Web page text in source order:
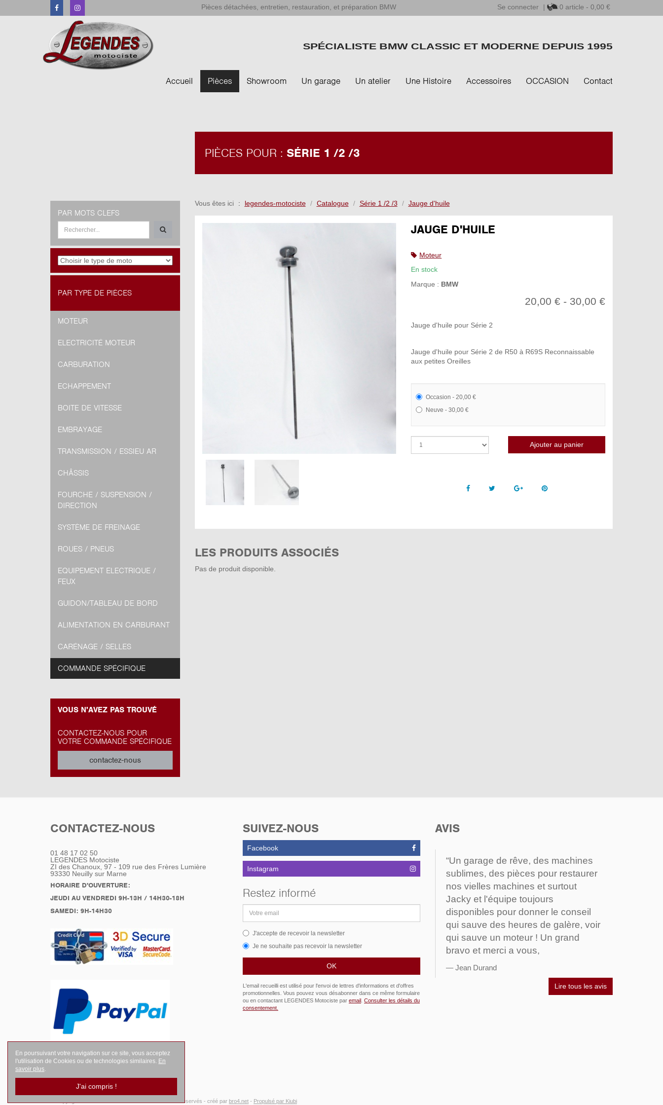
FacebookInstagram Pièces détachées, entretien, restauration, et préparation BMW Se connecter | 0 article - 0,00 €
SPÉCIALISTE BMW CLASSIC ET MODERNE DEPUIS 1995
Accueil Pièces Showroom Un garage Un atelier Une Histoire Accessoires OCCASION Contact
PIÈCES POUR : SÉRIE 1 /2 /3
Vous êtes ici legendes-motociste Catalogue Série 1 /2 /3 Jauge d'huile
JAUGE D'HUILE
Moteur
En stock
Marque : BMW
20,00 € - 30,00 €
Jauge d'huile pour Série 2
Jauge d'huile pour Série 2 de R50 à R69S Reconnaissable
aux petites Oreilles
Occasion - 20,00 €
Neuve - 30,00 €
Facebook Twitter Google +Pinterest
LES PRODUITS ASSOCIÉS
Pas de produit disponible.
PAR MOTS CLEFS
PAR TYPE DE PIÈCES
MOTEUR
ELECTRICITÉ MOTEUR
CARBURATION
ECHAPPEMENT
BOITE DE VITESSE
EMBRAYAGE
TRANSMISSION / ESSIEU AR
CHÂSSIS
FOURCHE / SUSPENSION /
DIRECTION
SYSTÈME DE FREINAGE
ROUES / PNEUS
EQUIPEMENT ELECTRIQUE /
FEUX
GUIDON/TABLEAU DE BORD
ALIMENTATION EN CARBURANT
CARÉNAGE / SELLES
COMMANDE SPÉCIFIQUE
VOUS N'AVEZ PAS TROUVÉ
CONTACTEZ-NOUS POUR
VOTRE COMMANDE SPÉCIFIQUE
contactez-nous
CONTACTEZ-NOUS
01 48 17 02 50
LEGENDES Motociste
ZI des Chanoux, 97 - 109 rue des Frères Lumière
93330 Neuilly sur Marne
HORAIRE D'OUVERTURE:
JEUDI AU VENDREDI 9H-13H / 14H30-18H
SAMEDI: 9H-14H30
SUIVEZ-NOUS
Facebook
Instagram
Restez informé
email
J'accepte de recevoir la newsletter
Je ne souhaite pas recevoir la newsletter
L'email recueilli est utilisé pour l'envoi de lettres d'informations et d'offres
promotionnelles. Vous pouvez vous désabonner dans ce même formulaire
ou en contactant LEGENDES Motociste par email Consulter les détails du
consentement.
AVIS
“Un garage de rêve, des machines
sublimes, des pièces pour restaurer
nos vielles machines et surtout
Jacky et l'équipe toujours
disponibles pour donner le conseil
qui sauve des heures de galère, voir
qui sauve un moteur ! Un grand
bravo et merci a vous,
Jean Durand
Lire tous les avis
- Tous droits réservés - créé par bro4.net - Propulsé par Kiubi
En poursuivant votre navigation sur ce site, vous acceptez
l'utilisation de Cookies ou de technologies similaires. En
savoir plus
J'ai compris !